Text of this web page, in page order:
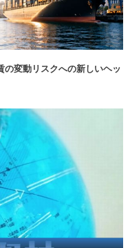
変動リスクへの新しいヘッ